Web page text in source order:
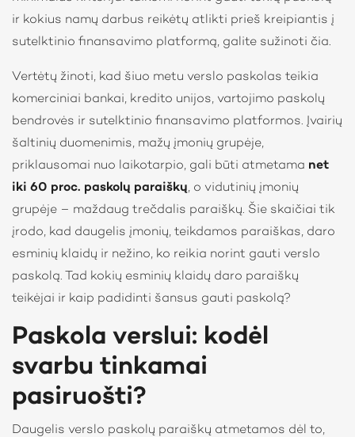
ir kokius namų darbus reikėtų atlikti prieš kreipiantis į
sutelktinio finansavimo platformą, galite sužinoti čia.
Vertėtų žinoti, kad šiuo metu verslo paskolas teikia
komerciniai bankai, kredito unijos, vartojimo paskolų
bendrovės ir sutelktinio finansavimo platformos. Įvairių
šaltinių duomenimis, mažų įmonių grupėje,
priklausomai nuo laikotarpio, gali būti atmetama net
iki 60 proc. paskolų paraiškų, o vidutinių įmonių
grupėje – maždaug trečdalis paraiškų. Šie skaičiai tik
įrodo, kad daugelis įmonių, teikdamos paraiškas, daro
esminių klaidų ir nežino, ko reikia norint gauti verslo
paskolą. Tad kokių esminių klaidų daro paraiškų
teikėjai ir kaip padidinti šansus gauti paskolą?
Paskola verslui: kodėl
svarbu tinkamai
pasiruošti?
Daugelis verslo paskolų paraiškų atmetamos dėl to,